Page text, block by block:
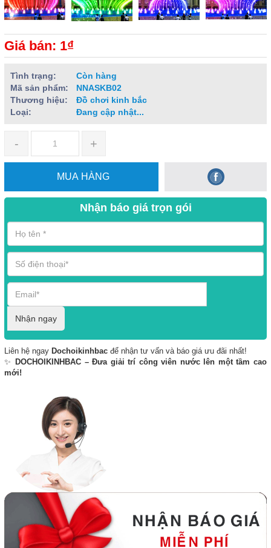
Giá bán: 1₫
Tình trạng:
Còn hàng
Mã sản phẩm:
NNASKB02
Thương hiệu:
Đồ chơi kinh bắc
Loại:
Đang cập nhật...
- +
MUA HÀNG
Nhận báo giá trọn gói
Nhận ngay
Liên hệ ngay Dochoikinhbac để nhận tư vấn và báo giá ưu đãi nhất!
✨
DOCHOIKINHBAC – Đưa giải trí công viên nước lên một tầm cao
mới!